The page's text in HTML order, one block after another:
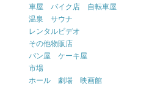
車屋 バイク店 自転車屋
温泉 サウナ
レンタルビデオ
その他物販店
パン屋 ケーキ屋
市場
ホール 劇場 映画館